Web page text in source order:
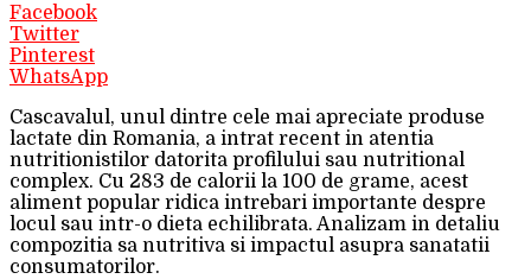
Facebook
Twitter
Pinterest
WhatsApp
Cascavalul, unul dintre cele mai apreciate produse
lactate din Romania, a intrat recent in atentia
nutritionistilor datorita profilului sau nutritional
complex. Cu 283 de calorii la 100 de grame, acest
aliment popular ridica intrebari importante despre
locul sau intr-o dieta echilibrata. Analizam in detaliu
compozitia sa nutritiva si impactul asupra sanatatii
consumatorilor.